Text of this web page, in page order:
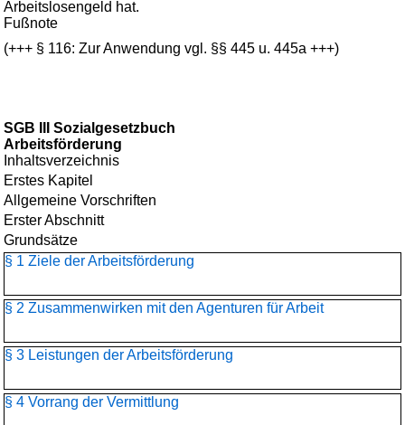
Arbeitslosengeld hat.
Fußnote
(+++ § 116: Zur Anwendung vgl. §§ 445 u. 445a +++)
SGB III Sozialgesetzbuch
Arbeitsförderung
Inhaltsverzeichnis
Erstes Kapitel
Allgemeine Vorschriften
Erster Abschnitt
Grundsätze
§ 1 Ziele der Arbeitsförderung
§ 2 Zusammenwirken mit den Agenturen für Arbeit
§ 3 Leistungen der Arbeitsförderung
§ 4 Vorrang der Vermittlung